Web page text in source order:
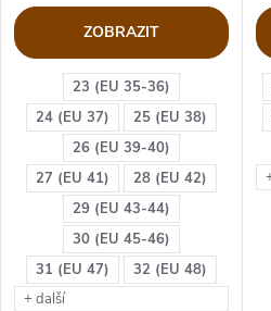
23 (EU 35-36)
24 (EU 37)
25 (EU 38)
26 (EU 39-40)
27 (EU 41)
28 (EU 42)
29 (EU 43-44)
30 (EU 45-46)
31 (EU 47)
32 (EU 48)
+ další
ZOBRAZIT